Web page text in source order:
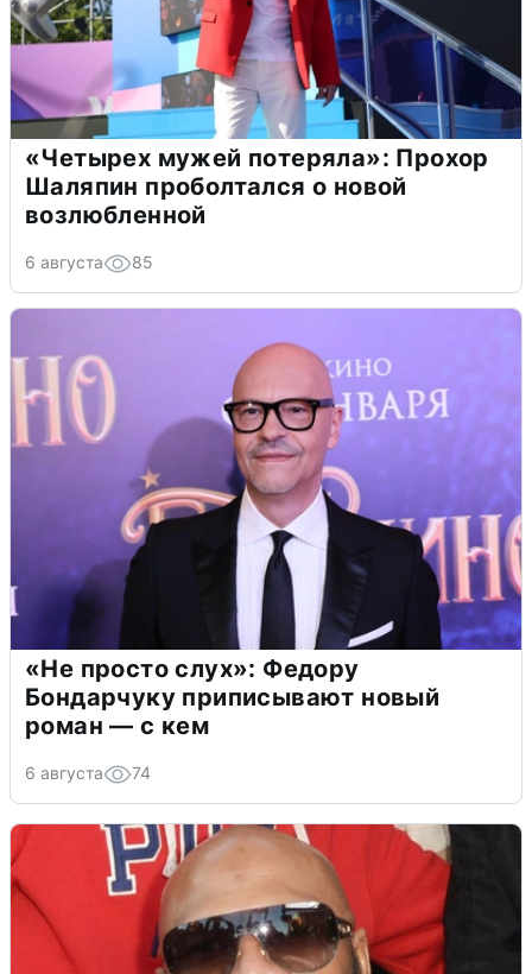
«Четырех мужей потеряла»: Прохор
Шаляпин проболтался о новой
возлюбленной
6 августа 85
«Не просто слух»: Федору
Бондарчуку приписывают новый
роман — с кем
6 августа 74